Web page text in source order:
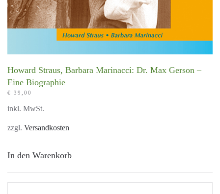
Howard Straus, Barbara Marinacci: Dr. Max Gerson –
Eine Biographie
€ 39,00
inkl. MwSt.
zzgl. Versandkosten
In den Warenkorb